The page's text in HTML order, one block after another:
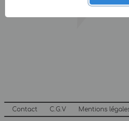
Contact C.G.V Mentions